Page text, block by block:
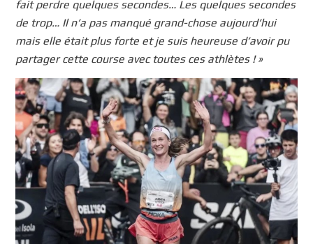
fait perdre quelques secondes… Les quelques secondes
de trop… Il n’a pas manqué grand-chose aujourd’hui
mais elle était plus forte et je suis heureuse d’avoir pu
partager cette course avec toutes ces athlètes ! »